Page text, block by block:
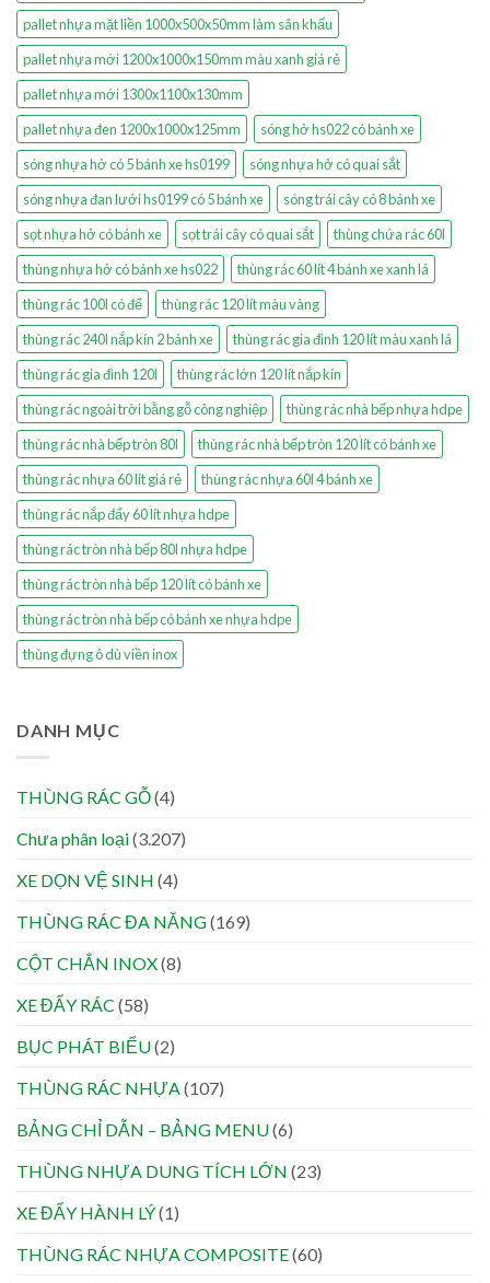
pallet nhựa mặt liền 1000x500x50mm làm sân khấu
pallet nhựa mới 1200x1000x150mm màu xanh giá rẻ
pallet nhựa mới 1300x1100x130mm
pallet nhựa đen 1200x1000x125mm
sóng hở hs022 có bánh xe
sóng nhựa hở có 5 bánh xe hs0199
sóng nhựa hở có quai sắt
sóng nhựa đan lưới hs0199 có 5 bánh xe
sóng trái cây có 8 bánh xe
sọt nhựa hở có bánh xe
sọt trái cây có quai sắt
thùng chứa rác 60l
thùng nhựa hở có bánh xe hs022
thùng rác 60 lít 4 bánh xe xanh lá
thùng rác 100l có đế
thùng rác 120 lít màu vàng
thùng rác 240l nắp kín 2 bánh xe
thùng rác gia đình 120 lít màu xanh lá
thùng rác gia đình 120l
thùng rác lớn 120 lít nắp kín
thùng rác ngoài trời bằng gỗ công nghiệp
thùng rác nhà bếp nhựa hdpe
thùng rác nhà bếp tròn 80l
thùng rác nhà bếp tròn 120 lít có bánh xe
thùng rác nhựa 60 lít giá rẻ
thùng rác nhựa 60l 4 bánh xe
thùng rác nắp đẩy 60 lít nhựa hdpe
thùng rác tròn nhà bếp 80l nhựa hdpe
thùng rác tròn nhà bếp 120 lít có bánh xe
thùng rác tròn nhà bếp có bánh xe nhựa hdpe
thùng đựng ô dù viền inox
DANH MỤC
THÙNG RÁC GỖ(4)
Chưa phân loại(3.207)
XE DỌN VỆ SINH (4)
THÙNG RÁC ĐA NĂNG(169)
CỘT CHẮN INOX(8)
XE ĐẨY RÁC (58)
BỤC PHÁT BIỂU(2)
THÙNG RÁC NHỰA (107)
BẢNG CHỈ DẪN – BẢNG MENU(6)
THÙNG NHỰA DUNG TÍCH LỚN (23)
XE ĐẨY HÀNH LÝ(1)
THÙNG RÁC NHỰA COMPOSITE(60)